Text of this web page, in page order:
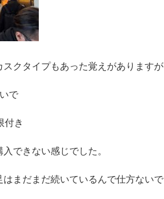
クタイプもあった覚えがありますが
で
付き
できない感じでした。
まだまだ続いているんで仕方ないで